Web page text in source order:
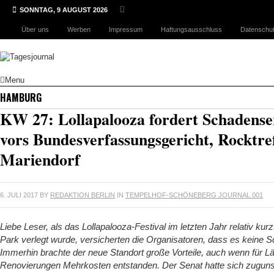
SONNTAG, 9 AUGUST 2026
Über uns Werben Impressum Haftungsausschluss
Menu
HAMBURG
KW 27: Lollapalooza fordert
vors Bundesverfassungsgericht,
Mariendorf
6. JULI 2017 BY REDAKTION BERLIN IN TEMPELHOF-SCHÖNEBERG JOURNAL 001
Liebe Leser, als das Lollapalooza-Festival im letzten Jahr relativ
Park verlegt wurde, versicherten die Organisatoren, dass es keine
Immerhin brachte der neue Standort große Vorteile, auch wenn für
Renovierungen Mehrkosten entstanden. Der Senat hatte sich